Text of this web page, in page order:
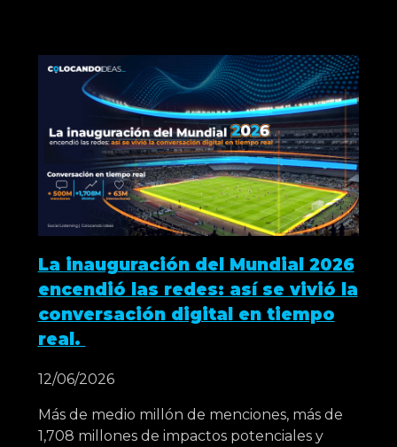
La inauguración del Mundial 2026
encendió las redes: así se vivió la
conversación digital en tiempo
real.
12/06/2026
Más de medio millón de menciones, más de
1,708 millones de impactos potenciales y